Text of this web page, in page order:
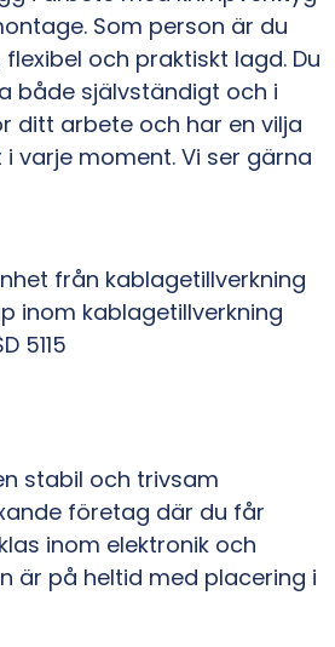
Som person är du
och praktiskt lagd. Du
både självständigt och i
ditt arbete och har en vilja
varje moment. Vi ser gärna
från kablagetillverkning
inom kablagetillverkning
5115
stabil och trivsam
företag där du får
inom elektronik och
är på heltid med placering i